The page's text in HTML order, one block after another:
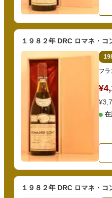
１９８２年 DRC ロマネ・
フ
１９８２年 DRC ロマネ・